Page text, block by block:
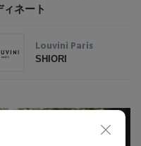
ィネート
Louvini Paris
SHIORI